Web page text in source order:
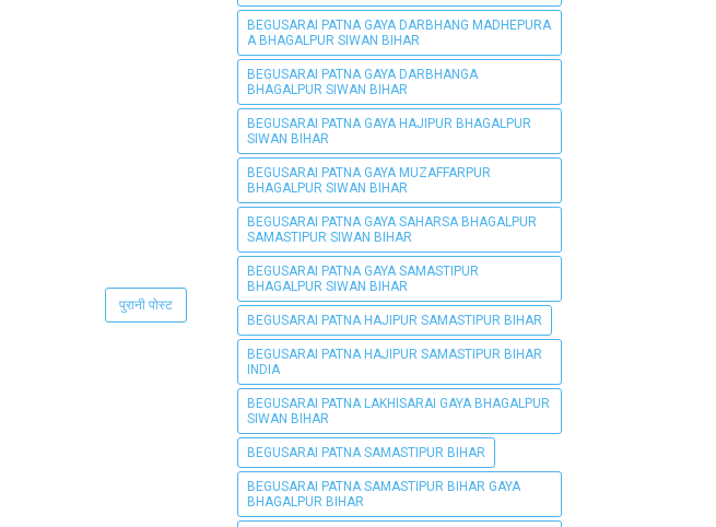
पुरानी पोस्ट
BEGUSARAI PATNA GAYA DARBHANG MADHEPURA
A BHAGALPUR SIWAN BIHAR
BEGUSARAI PATNA GAYA DARBHANGA
BHAGALPUR SIWAN BIHAR
BEGUSARAI PATNA GAYA HAJIPUR BHAGALPUR
SIWAN BIHAR
BEGUSARAI PATNA GAYA MUZAFFARPUR
BHAGALPUR SIWAN BIHAR
BEGUSARAI PATNA GAYA SAHARSA BHAGALPUR
SAMASTIPUR SIWAN BIHAR
BEGUSARAI PATNA GAYA SAMASTIPUR
BHAGALPUR SIWAN BIHAR
BEGUSARAI PATNA HAJIPUR SAMASTIPUR BIHAR
BEGUSARAI PATNA HAJIPUR SAMASTIPUR BIHAR
INDIA
BEGUSARAI PATNA LAKHISARAI GAYA BHAGALPUR
SIWAN BIHAR
BEGUSARAI PATNA SAMASTIPUR BIHAR
BEGUSARAI PATNA SAMASTIPUR BIHAR GAYA
BHAGALPUR BIHAR